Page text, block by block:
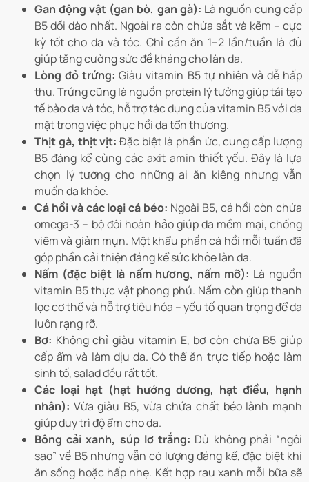
Gan động vật (gan bò, gan gà): Là nguồn cung cấp
B5 dồi dào nhất. Ngoài ra còn chứa sắt và kẽm – cực
kỳ tốt cho da và tóc. Chỉ cần ăn 1–2 lần/tuần là đủ
giúp tăng cường sức đề kháng cho làn da.
Lòng đỏ trứng: Giàu vitamin B5 tự nhiên và dễ hấp
thu. Trứng cũng là nguồn protein lý tưởng giúp tái tạo
tế bào da và tóc, hỗ trợ tác dụng của vitamin B5 với da
mặt trong việc phục hồi da tổn thương.
Thịt gà, thịt vịt: Đặc biệt là phần ức, cung cấp lượng
B5 đáng kể cùng các axit amin thiết yếu. Đây là lựa
chọn lý tưởng cho những ai ăn kiêng nhưng vẫn
muốn da khỏe.
Cá hồi và các loại cá béo: Ngoài B5, cá hồi còn chứa
omega-3 – bộ đôi hoàn hảo giúp da mềm mại, chống
viêm và giảm mụn. Một khẩu phần cá hồi mỗi tuần đã
góp phần cải thiện đáng kể sức khỏe làn da.
Nấm (đặc biệt là nấm hương, nấm mỡ): Là nguồn
vitamin B5 thực vật phong phú. Nấm còn giúp thanh
lọc cơ thể và hỗ trợ tiêu hóa – yếu tố quan trọng để da
luôn rạng rỡ.
Bơ: Không chỉ giàu vitamin E, bơ còn chứa B5 giúp
cấp ẩm và làm dịu da. Có thể ăn trực tiếp hoặc làm
sinh tố, salad đều rất tốt.
Các loại hạt (hạt hướng dương, hạt điều, hạnh
nhân): Vừa giàu B5, vừa chứa chất béo lành mạnh
giúp duy trì độ ẩm cho da.
Bông cải xanh, súp lơ trắng: Dù không phải “ngôi
sao” về B5 nhưng vẫn có lượng đáng kể, đặc biệt khi
ăn sống hoặc hấp nhẹ. Kết hợp rau xanh mỗi bữa sẽ